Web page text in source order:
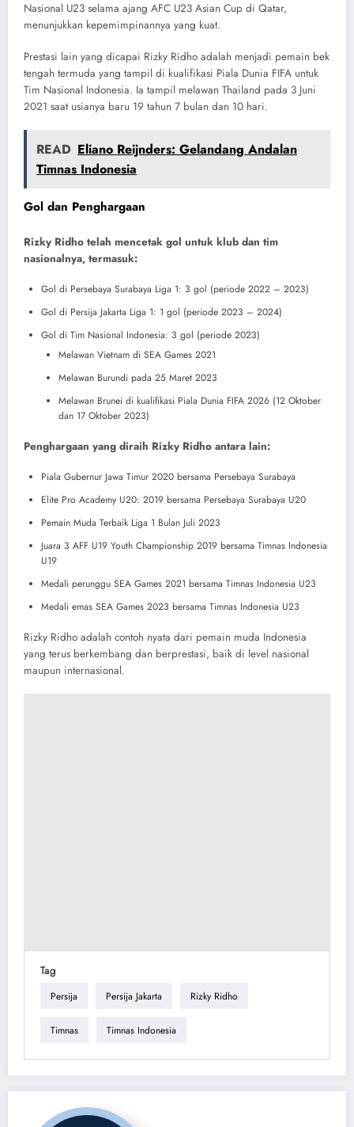
Nasional U23 selama ajang AFC U23 Asian Cup di Qatar,
menunjukkan kepemimpinannya yang kuat.
Prestasi lain yang dicapai Rizky Ridho adalah menjadi pemain bek
tengah termuda yang tampil di kualifikasi Piala Dunia FIFA untuk
Tim Nasional Indonesia. Ia tampil melawan Thailand pada 3 Juni
2021 saat usianya baru 19 tahun 7 bulan dan 10 hari.
READ Eliano Reijnders: Gelandang Andalan
Timnas Indonesia
Gol dan Penghargaan
Rizky Ridho telah mencetak gol untuk klub dan tim
nasionalnya, termasuk:
Gol di Persebaya Surabaya Liga 1: 3 gol (periode 2022 – 2023)
Gol di Persija Jakarta Liga 1: 1 gol (periode 2023 – 2024)
Gol di Tim Nasional Indonesia: 3 gol (periode 2023)
Melawan Vietnam di SEA Games 2021
Melawan Burundi pada 25 Maret 2023
Melawan Brunei di kualifikasi Piala Dunia FIFA 2026 (12 Oktober
dan 17 Oktober 2023)
Penghargaan yang diraih Rizky Ridho antara lain:
Piala Gubernur Jawa Timur 2020 bersama Persebaya Surabaya
Elite Pro Academy U20: 2019 bersama Persebaya Surabaya U20
Pemain Muda Terbaik Liga 1 Bulan Juli 2023
Juara 3 AFF U19 Youth Championship 2019 bersama Timnas Indonesia
U19
Medali perunggu SEA Games 2021 bersama Timnas Indonesia U23
Medali emas SEA Games 2023 bersama Timnas Indonesia U23
Rizky Ridho adalah contoh nyata dari pemain muda Indonesia
yang terus berkembang dan berprestasi, baik di level nasional
maupun internasional.
Tag
Persija Persija Jakarta Rizky Ridho
Timnas Timnas Indonesia